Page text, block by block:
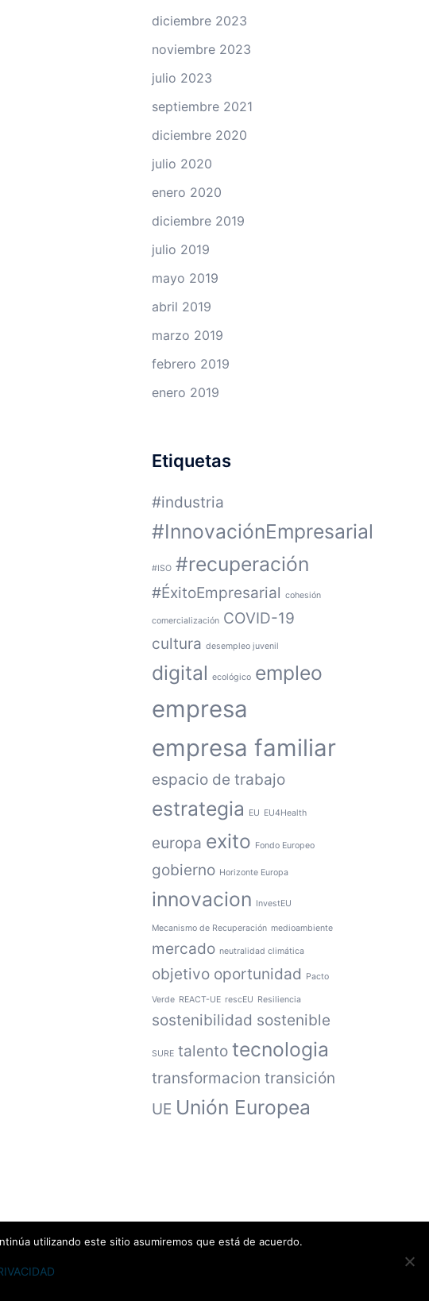
diciembre 2023
noviembre 2023
julio 2023
septiembre 2021
diciembre 2020
julio 2020
enero 2020
diciembre 2019
julio 2019
mayo 2019
abril 2019
marzo 2019
febrero 2019
enero 2019
Etiquetas
#industria
#InnovaciónEmpresarial
#ISO #recuperación
#ÉxitoEmpresarial cohesión
comercialización COVID-19
cultura desempleo juvenil
digital ecológico empleo
empresa
empresa familiar
espacio de trabajo
estrategia EU EU4Health
europa exito Fondo Europeo
gobierno Horizonte Europa
innovacion InvestEU
Mecanismo de Recuperación medioambiente
mercado neutralidad climática
objetivo oportunidad Pacto
Verde REACT-UE rescEU Resiliencia
sostenibilidad sostenible
SURE talento tecnologia
transformacion transición
UE Unión Europea
utilizando este sitio asumiremos que está de acuerdo.